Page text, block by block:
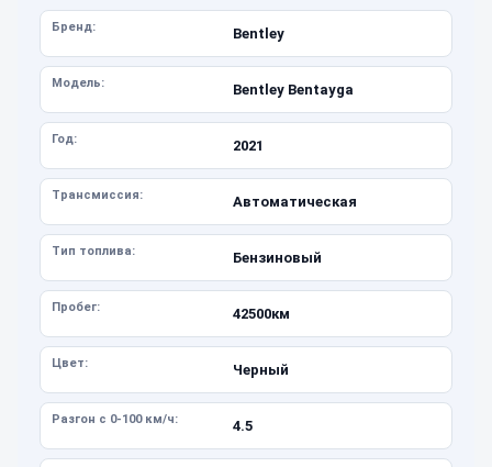
Бренд: Bentley
Модель: Bentley Bentayga
Год: 2021
Трансмиссия: Автоматическая
Тип топлива: Бензиновый
Пробег: 42500км
Цвет: Черный
Разгон с 0-100 км/ч: 4.5